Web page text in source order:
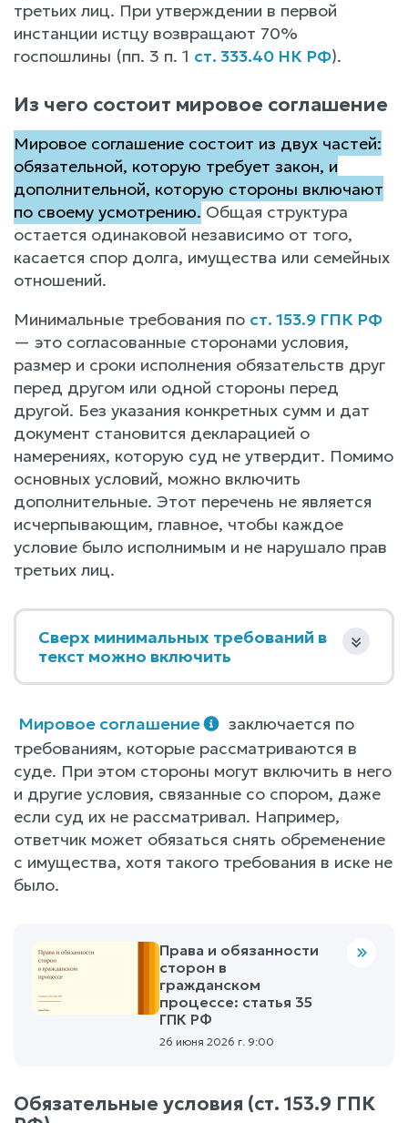
третьих лиц. При утверждении в первой
инстанции истцу возвращают 70%
госпошлины (пп. 3 п. 1 ст. 333.40 НК РФ).
Из чего состоит мировое соглашение
Мировое соглашение состоит из двух частей:
обязательной, которую требует закон, и
дополнительной, которую стороны включают
по своему усмотрению. Общая структура
остается одинаковой независимо от того,
касается спор долга, имущества или семейных
отношений.
Минимальные требования по ст. 153.9 ГПК РФ
— это согласованные сторонами условия,
размер и сроки исполнения обязательств друг
перед другом или одной стороны перед
другой. Без указания конкретных сумм и дат
документ становится декларацией о
намерениях, которую суд не утвердит. Помимо
основных условий, можно включить
дополнительные. Этот перечень не является
исчерпывающим, главное, чтобы каждое
условие было исполнимым и не нарушало прав
третьих лиц.
Сверх минимальных требований в
текст можно включить
Мировое соглашение
заключается по
требованиям, которые рассматриваются в
суде. При этом стороны могут включить в него
и другие условия, связанные со спором, даже
если суд их не рассматривал. Например,
ответчик может обязаться снять обременение
с имущества, хотя такого требования в иске не
было.
Права и обязанности
сторон в
гражданском
процессе: статья 35
ГПК РФ
26 июня 2026 г. 9:00
Обязательные условия (ст. 153.9 ГПК